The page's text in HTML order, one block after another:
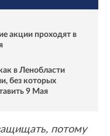
акции проходят в
в Ленобласти
без которых
9 Мая
потому